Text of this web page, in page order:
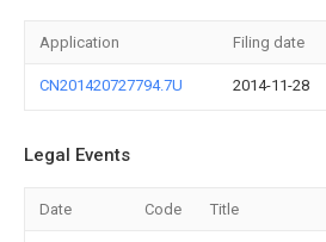
Application Filing date
CN201420727794.7U 2014-11-28
Legal Events
Date Code Title